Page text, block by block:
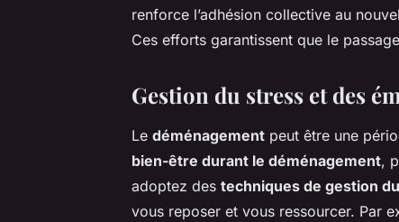
renforce l’adhésion collective au
Ces efforts garantissent que le
Gestion du stress et des
Le déménagement peut être une
bien-être durant le déménagement,
adoptez des techniques de gestion
vous reposer et vous ressourcer. Par